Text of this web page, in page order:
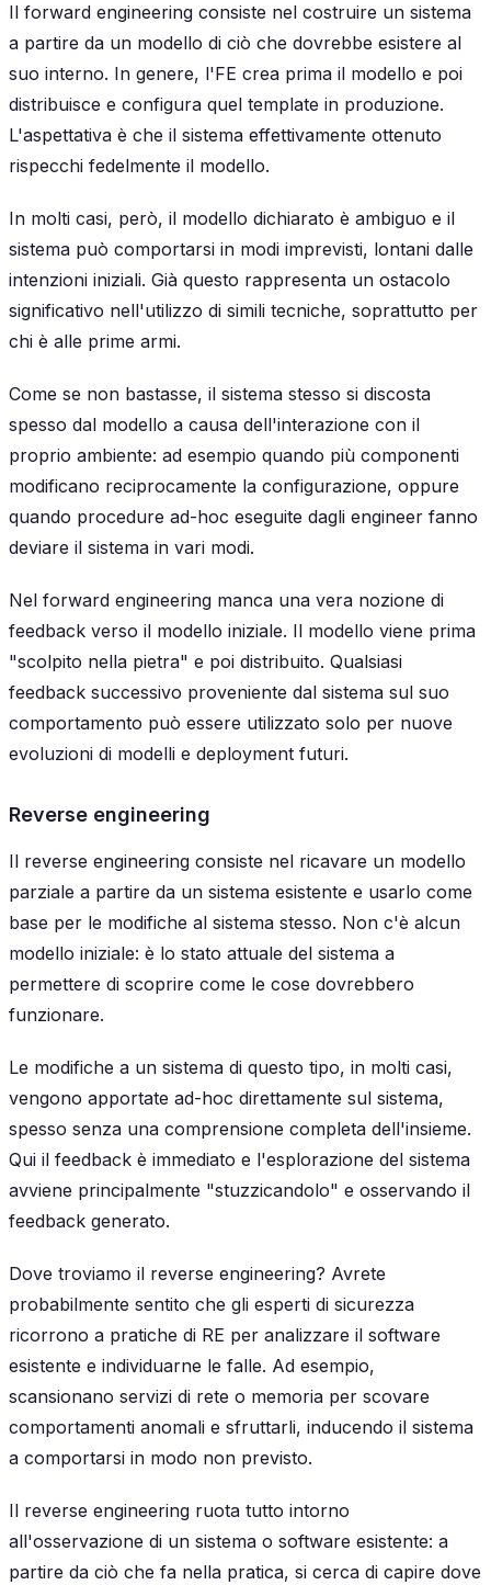
Il forward engineering consiste nel costruire un sistema
a partire da un modello di ciò che dovrebbe esistere al
suo interno. In genere, l'FE crea prima il modello e poi
distribuisce e configura quel template in produzione.
L'aspettativa è che il sistema effettivamente ottenuto
rispecchi fedelmente il modello.
In molti casi, però, il modello dichiarato è ambiguo e il
sistema può comportarsi in modi imprevisti, lontani dalle
intenzioni iniziali. Già questo rappresenta un ostacolo
significativo nell'utilizzo di simili tecniche, soprattutto per
chi è alle prime armi.
Come se non bastasse, il sistema stesso si discosta
spesso dal modello a causa dell'interazione con il
proprio ambiente: ad esempio quando più componenti
modificano reciprocamente la configurazione, oppure
quando procedure ad-hoc eseguite dagli engineer fanno
deviare il sistema in vari modi.
Nel forward engineering manca una vera nozione di
feedback verso il modello iniziale. Il modello viene prima
"scolpito nella pietra" e poi distribuito. Qualsiasi
feedback successivo proveniente dal sistema sul suo
comportamento può essere utilizzato solo per nuove
evoluzioni di modelli e deployment futuri.
Reverse engineering
Il reverse engineering consiste nel ricavare un modello
parziale a partire da un sistema esistente e usarlo come
base per le modifiche al sistema stesso. Non c'è alcun
modello iniziale: è lo stato attuale del sistema a
permettere di scoprire come le cose dovrebbero
funzionare.
Le modifiche a un sistema di questo tipo, in molti casi,
vengono apportate ad-hoc direttamente sul sistema,
spesso senza una comprensione completa dell'insieme.
Qui il feedback è immediato e l'esplorazione del sistema
avviene principalmente "stuzzicandolo" e osservando il
feedback generato.
Dove troviamo il reverse engineering? Avrete
probabilmente sentito che gli esperti di sicurezza
ricorrono a pratiche di RE per analizzare il software
esistente e individuarne le falle. Ad esempio,
scansionano servizi di rete o memoria per scovare
comportamenti anomali e sfruttarli, inducendo il sistema
a comportarsi in modo non previsto.
Il reverse engineering ruota tutto intorno
all'osservazione di un sistema o software esistente: a
partire da ciò che fa nella pratica, si cerca di capire dove